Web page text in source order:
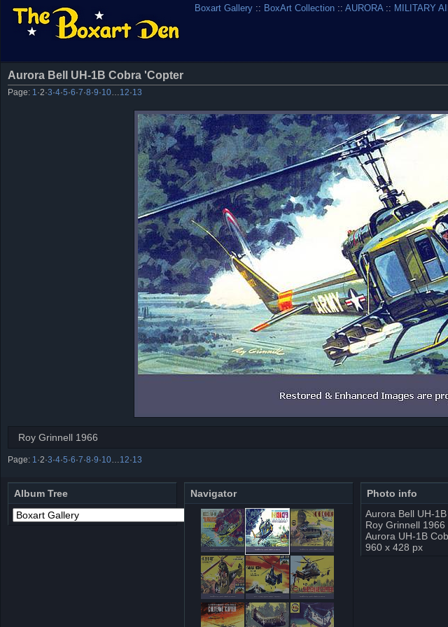
Boxart Gallery :: BoxArt Collection ::AURORA:: MILITARY
Aurora Bell UH-1B Cobra 'Copter
Page: 1 ·2·3·4·5·6·7·8·9·10 12·13
Roy Grinnell 1966
Page: 1 ·2·3·4·5·6·7·8·9·10 12·13
Album Tree Navigator
Photo info
Aurora Bell UH-
Roy Grinnell 1966
Aurora UH-1B
960 x 428 px